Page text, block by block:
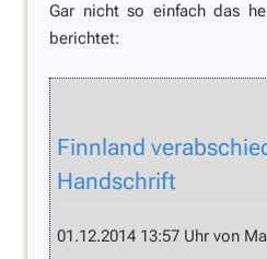
Gar nicht so einfach das
berichtet:
Finnland
Handschrift
01.12.2014 13:57 Uhr von